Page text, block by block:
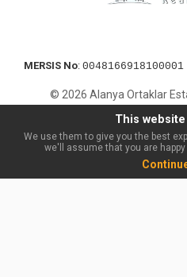
MERSIS No: 0048166918100001
© 2026 Alanya Ortaklar
This
We use them to give you the best
we'll assume that you are